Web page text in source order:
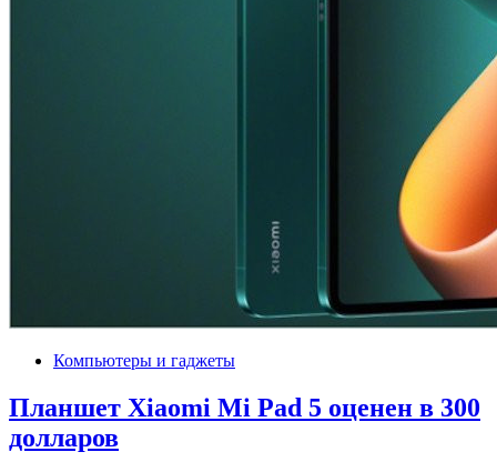
Компьютеры и гаджеты
Планшет Xiaomi Mi Pad 5 оценен в 300
долларов